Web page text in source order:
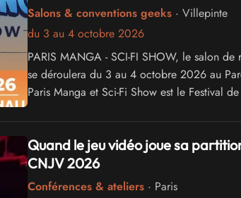
Salons & conventions geeks· Villepinte
du 3 au 4 octobre 2026
PARIS MANGA - SCI-FI SHOW, le salon
se déroulera du 3 au 4 octobre 2026 au
Paris Manga et Sci-Fi Show est le Festival
différents univers du Manga, du Cinéma, de
du Jeu Vidéo et de la culture Web
Quand le jeu vidéo joue sa
CNJV 2026
Conférences & ateliers· Paris